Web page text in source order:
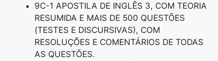
9C-1 APOSTILA DE INGLÊS 3, COM TEORIA
RESUMIDA E MAIS DE 500 QUESTÕES
(TESTES E DISCURSIVAS), COM
RESOLUÇÕES E COMENTÁRIOS DE TODAS
AS QUESTÕES.